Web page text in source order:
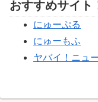
おすすめサイト
にゅーぷる
にゅーもふ
ヤバイ！ニュ